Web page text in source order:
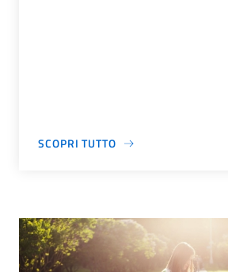
SCOPRI TUTTO